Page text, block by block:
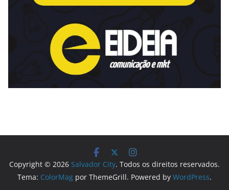
Copyright © 2026 Salvador City. Todos os direitos reservados.
Tema: ColorMag por ThemeGrill. Powered by WordPress.